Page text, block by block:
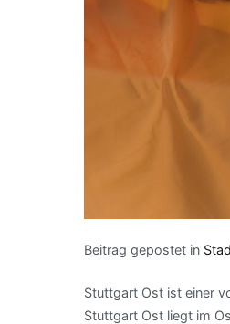
Beitrag gepostet in
Stuttgart Ost ist einer
Stuttgart Ost liegt im